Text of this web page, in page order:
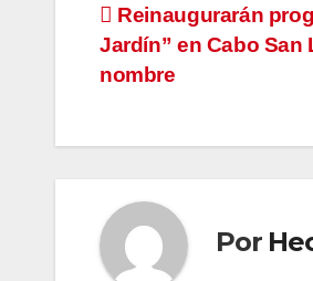
Navegación
de
Reinaugurarán
Jardín” en Cabo San
nombre
Por